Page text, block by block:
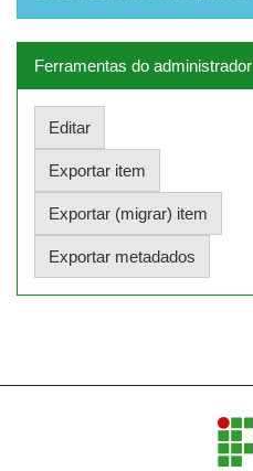
Ferramentas do administrador